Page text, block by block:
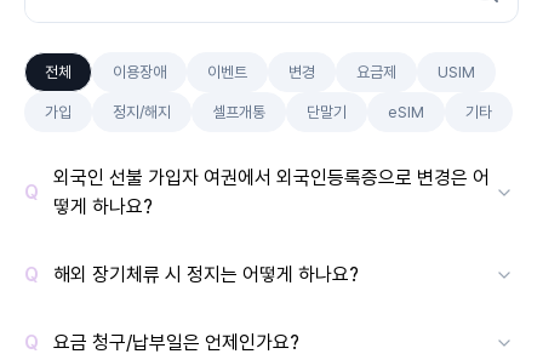
전체 이용장애 이벤트 변경 요금제 USIM
가입 정지/해지 셀프개통 단말기 eSIM 기타
외국인 선불 가입자 여권에서 외국인등록증으로 변경은 어
떻게 하나요?
해외 장기체류 시 정지는 어떻게 하나요?
요금 청구/납부일은 언제인가요?